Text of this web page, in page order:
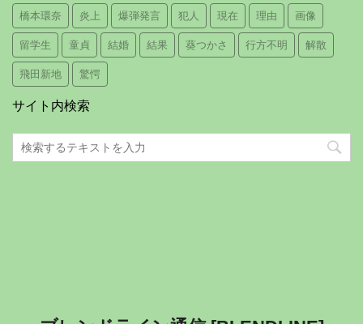
橋本環奈 炎上 爆弾発言 犯人 現在 理由 画像
留学生 童貞 結婚 結果 葵つかさ 行方不明 解散
飛田新地 驚愕
サイト内検索